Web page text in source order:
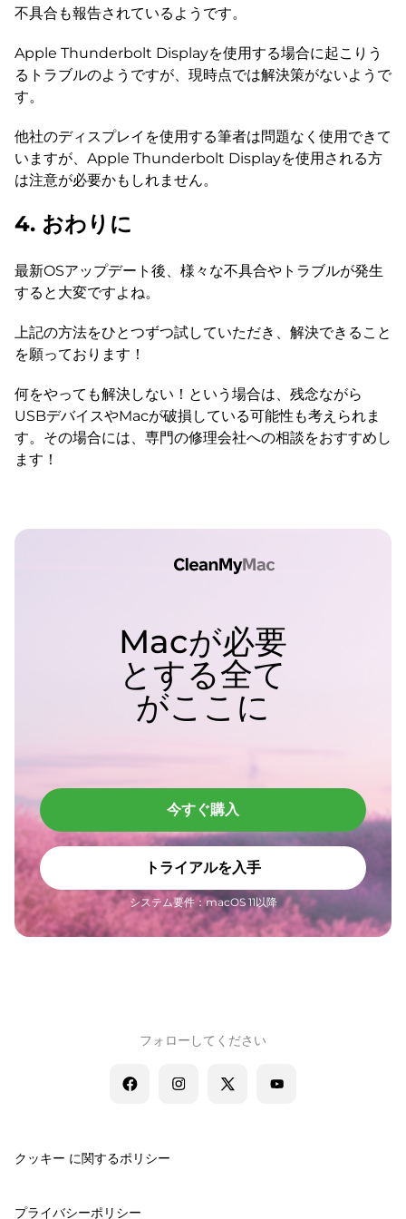
不具合も報告されているようです。
Apple Thunderbolt Displayを使用する場合に起こりう
るトラブルのようですが、現時点では解決策がないようで
す。
他社のディスプレイを使用する筆者は問題なく使用できて
いますが、Apple Thunderbolt Displayを使用される方
は注意が必要かもしれません。
4. おわりに
最新OSアップデート後、様々な不具合やトラブルが発生
すると大変ですよね。
上記の方法をひとつずつ試していただき、解決できること
を願っております！
何をやっても解決しない！という場合は、残念ながら
USBデバイスやMacが破損している可能性も考えられま
す。その場合には、専門の修理会社への相談をおすすめし
ます！
Macが必要
とする全て
がここに
今すぐ購入
トライアルを入手
システム要件：macOS 11以降
クッキー に関するポリシー
プライバシーポリシー
フォローしてください